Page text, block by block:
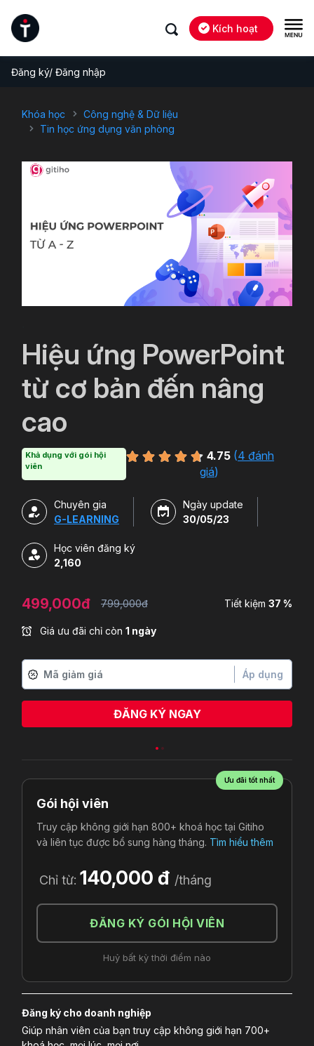
Kích hoạt
Đăng ký/ Đăng nhập
Khóa học
Công nghệ & Dữ liệu
Tin học ứng dụng văn phòng
Hiệu ứng PowerPoint
từ cơ bản đến nâng
cao
Khả dụng với gói hội
viên
4.75 (4 đánh
giá)
Chuyên gia
G-LEARNING
Ngày update
30/05/23
Học viên đăng ký
2,160
499,000đ 799,000đ Tiết kiệm 37 %
Giá ưu đãi chỉ còn 1 ngày
Áp dụng
ĐĂNG KÝ NGAY
Ưu đãi tốt nhất
Gói hội viên
Truy cập không giới hạn 800+ khoá học tại Gitiho
và liên tục được bổ sung hàng tháng. Tìm hiểu thêm
Chỉ từ: 140,000 đ /tháng
ĐĂNG KÝ GÓI HỘI VIÊN
Huỷ bất kỳ thời điểm nào
Đăng ký cho doanh nghiệp
Giúp nhân viên của bạn truy cập không giới hạn 700+